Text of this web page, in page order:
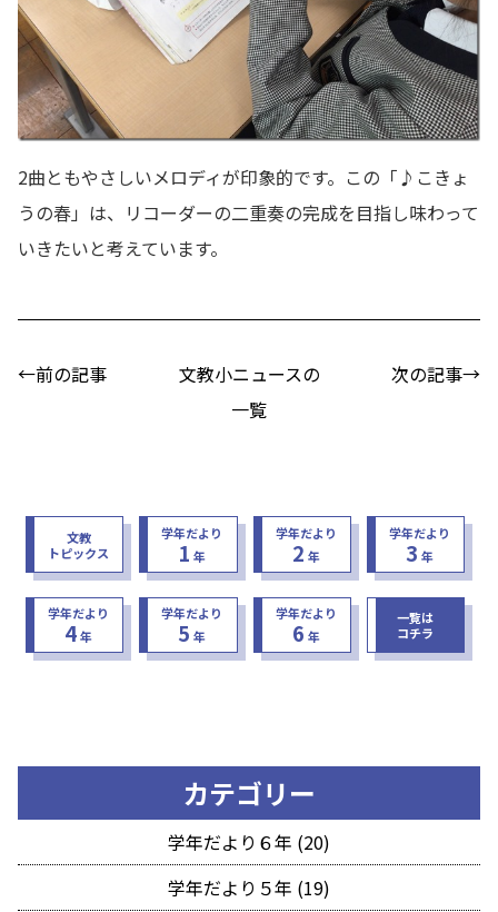
2曲ともやさしいメロディが印象的です。この「♪こきょ
うの春」は、リコーダーの二重奏の完成を目指し味わって
いきたいと考えています。
←前の記事
文教小ニュースの
一覧
次の記事→
文教
トピックス
学年だより
1 年
学年だより
2 年
学年だより
3 年
学年だより
4年
学年だより
5 年
学年だより
6 年
一覧は
コチラ
カテゴリー
学年だより６年 (20)
学年だより５年 (19)